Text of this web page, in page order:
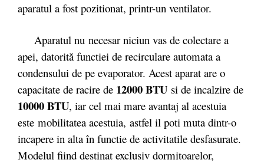
aparatul a fost pozitionat, printr-un ventilator.
Aparatul nu necesar niciun vas de colectare a
apei, datorită functiei de recirculare automata a
condensului de pe evaporator. Acest aparat are o
capacitate de racire de 12000 BTU si de incalzire de
10000 BTU, iar cel mai mare avantaj al acestuia
este mobilitatea acestuia, astfel il poti muta dintr-o
incapere in alta în functie de activitatile desfasurate.
Modelul fiind destinat exclusiv dormitoarelor,